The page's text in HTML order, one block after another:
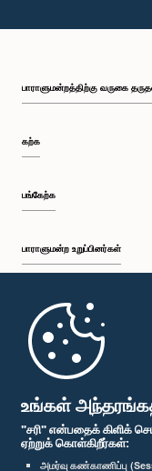
உங்கள்
"சரி" என்பதைக் கிளிக்
ஏற்றுக் கொள்கிறீர்கள்:
அமர்வு கண்காணிப்பு
பாராளுமன்றத்திற்கு வருகை
கற்க
பங்கேற்க
பாராளுமன்ற உறுப்பினர்கள்
முதற்பக்கம்
பாராளுமன்ற கையடக்க செயலி